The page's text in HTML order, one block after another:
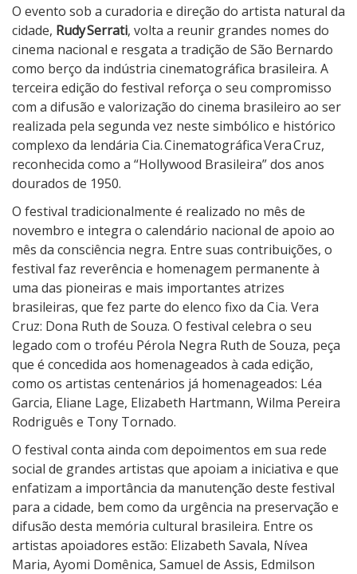
c
i
o
n
a
d
o
s
O evento sob a curadoria e direção do artista natural da
cidade, RudySerrati, volta a reunir grandes nomes do
cinema nacional e resgata a tradição de São Bernardo
como berço da indústria cinematográfica brasileira. A
terceira edição do festival reforça o seu compromisso
com a difusão e valorização do cinema brasileiro ao ser
realizada pela segunda vez neste simbólico e histórico
complexo da lendária Cia.CinematográficaVeraCruz,
reconhecida como a “Hollywood Brasileira” dos anos
dourados de 1950.
O festival tradicionalmente é realizado no mês de
novembro e integra o calendário nacional de apoio ao
mês da consciência negra. Entre suas contribuições, o
festival faz reverência e homenagem permanente à
uma das pioneiras e mais importantes atrizes
brasileiras, que fez parte do elenco fixo da Cia. Vera
Cruz: Dona Ruth de Souza. O festival celebra o seu
legado com o troféu Pérola Negra Ruth de Souza, peça
que é concedida aos homenageados à cada edição,
como os artistas centenários já homenageados: Léa
Garcia, Eliane Lage, Elizabeth Hartmann, Wilma Pereira
Rodriguês e Tony Tornado.
O festival conta ainda com depoimentos em sua rede
social de grandes artistas que apoiam a iniciativa e que
enfatizam a importância da manutenção deste festival
para a cidade, bem como da urgência na preservação e
difusão desta memória cultural brasileira. Entre os
artistas apoiadores estão: Elizabeth Savala, Nívea
Maria, Ayomi Domênica, Samuel de Assis, Edmilson